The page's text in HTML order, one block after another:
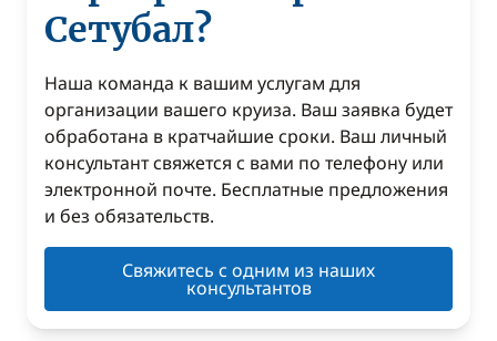
Сетубал?
Наша команда к вашим услугам для
организации вашего круиза. Ваш заявка будет
обработана в кратчайшие сроки. Ваш личный
консультант свяжется с вами по телефону или
электронной почте. Бесплатные предложения
и без обязательств.
Свяжитесь с одним из наших
консультантов